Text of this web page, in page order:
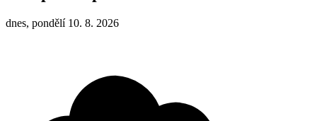
dnes, pondělí 10. 8. 2026